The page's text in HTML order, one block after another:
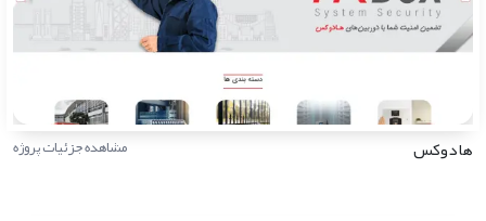
هادوکس مشاهده جزئیات پروژه